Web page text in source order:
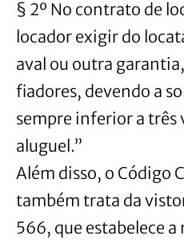
§ 2º No contrato de
locador exigir do
aval ou outra
fiadores, devendo a
sempre inferior a três
aluguel.”
Além disso, o Código
também trata da
566, que estabelece a